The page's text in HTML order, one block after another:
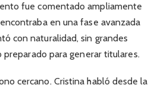
fue comentado ampliamente
en una fase avanzada
con naturalidad, sin grandes
preparado para generar titulares.
cercano. Cristina habló desde la